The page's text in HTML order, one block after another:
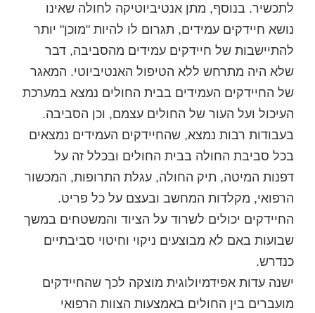
לתכשיר. בנוסף, מתן אנטיביוטיקה לחולה שאינו
נושא חיידקים עמידים, תגרום לו להיות "מוכן" יותר
להתיישבות של חיידקים עמידים מהסביבה, דבר
שלא היה מתרחש ללא הטיפול האנטיביוטי. המאגר
של החיידקים העמידים בבית החולים נמצא במערכת
העיכול ועל העור של החולים עצמם, וכן הסביבה.
בעבודות רבות נמצא, שהחיידקים העמידים נמצאים
בכל סביבת החולה בבית החולים ובכלל זה על
דפנות המיטה, תיק החולה, עגלת התרופות, המכשור
הרפואי, מקלדות המחשב ובעצם על כל פריט.
החיידקים יכולים לשרוד על הציוד והמשטחים במשך
שבועות באם לא מבוצעים ניקוי וחיטוי סביבתיים
כנדרש.
ישנה עדות אפידמיולוגית מוצקה לכך שהחיידקים
מועברים בין החולים באמצעות הצוות הרפואי